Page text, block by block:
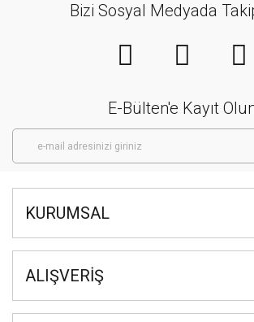
Bizi Sosyal Medyada
E-Bülten'e Kayıt
KURUMSAL
ALIŞVERİŞ